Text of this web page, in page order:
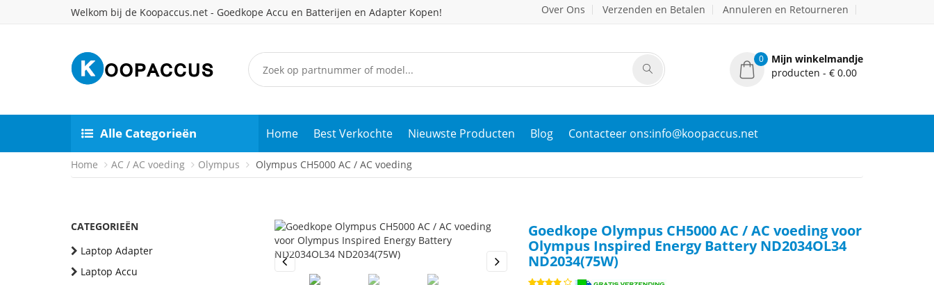
Welkom bij de Koopaccus.net - Goedkope Accu en Batterijen en Adapter Kopen! Over Ons Verzenden en Betalen Annuleren en Retourneren
0
Mijn winkelmandje
producten - € 0.00
Alle Categorieën Home Best Verkochte Nieuwste Producten Blog Contacteer ons:info@koopaccus.net
Home AC / AC voeding Olympus Olympus CH5000 AC / AC voeding
CATEGORIEËN
Laptop Adapter
Laptop Accu
Previous
Goedkope Olympus CH5000 AC / AC voeding voor
Olympus Inspired Energy Battery ND2034OL34
ND2034(75W)